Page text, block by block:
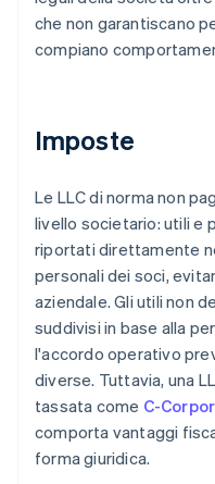
che non garantiscano
compiano
Imposte
Le LLC di norma non
livello societario: utili e
riportati direttamente
personali dei soci,
aziendale. Gli utili non
suddivisi in base alla
l'accordo operativo
diverse. Tuttavia, una
tassata come C-
comporta vantaggi
forma giuridica.